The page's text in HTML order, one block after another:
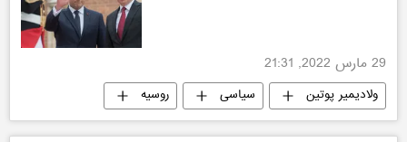
29 مارس 2022, 21:31
ولادیمیر پوتین سیاسی
روسیه
اوکراین